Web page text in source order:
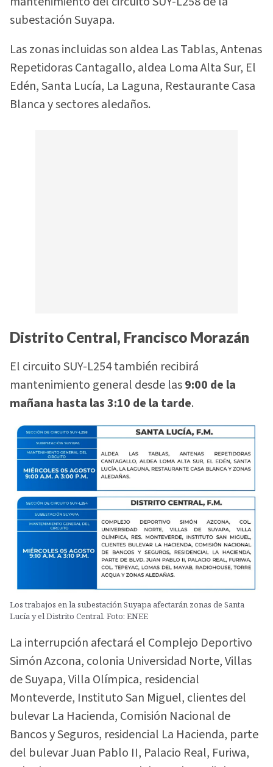
subestación Suyapa.
Las zonas incluidas son aldea Las Tablas, Antenas
Repetidoras Cantagallo, aldea Loma Alta Sur, El
Edén, Santa Lucía, La Laguna, Restaurante Casa
Blanca y sectores aledaños.
Distrito Central, Francisco Morazán
El circuito SUY-L254 también recibirá
mantenimiento general desde las9:00 de la
mañana hasta las 3:10 de la tarde.
Los trabajos en la subestación Suyapa afectarán zonas de Santa
Lucía y el Distrito Central. Foto: ENEE
La interrupción afectará el Complejo Deportivo
Simón Azcona, colonia Universidad Norte, Villas
de Suyapa, Villa Olímpica, residencial
Monteverde, Instituto San Miguel, clientes del
bulevar La Hacienda, Comisión Nacional de
Bancos y Seguros, residencial La Hacienda, parte
del bulevar Juan Pablo II, Palacio Real, Furiwa,